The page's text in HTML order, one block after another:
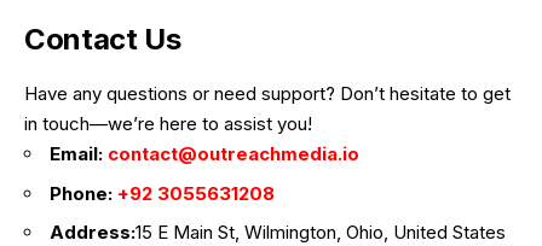
Contact Us
Have any questions or need support? Don’t hesitate to get
in touch—we’re here to assist you!
Email: contact@outreachmedia.io
Phone: +92 3055631208
Address:15 E Main St, Wilmington, Ohio, United States